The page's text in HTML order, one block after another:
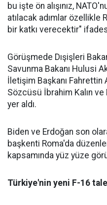
bu işte ön alışınız,
atılacak adımlar özellikle
bir katkı verecektir"
Görüşmede Dışişleri
Savunma Bakanı Hulusi
İletişim Başkanı Fahrettin
Sözcüsü İbrahim Kalın ve
yer aldı.
Biden ve Erdoğan son
başkenti Roma'da
kapsamında yüz yüze
Türkiye'nin yeni F-16